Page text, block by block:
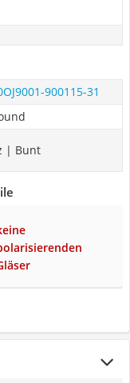
900115-31
| Bunt